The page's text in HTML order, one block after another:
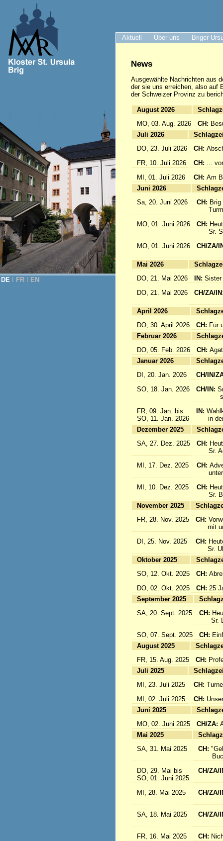
Aktuell Über uns Briger
DE FR EN
News
Ausgewählte Nachrichten aus
der sie uns erreichen, also auf
der Schweizer Provinz zu
August 2026
MO, 03. Aug. 2026
CH:
Juli 2026
DO, 23. Juli 2026
CH:
FR, 10. Juli 2026
CH: ...
MI, 01. Juli 2026
CH: Am
Juni 2026
Sa, 20. Juni 2026
CH:
MO, 01. Juni 2026
CH:
Sr.
MO, 01. Juni 2026
CH/ZA/
Mai 2026
DO, 21. Mai 2026
IN: Sister
DO, 21. Mai 2026
CH/ZA/IN
April 2026
DO, 30. April 2026
CH: Für
Februar 2026
DO, 05. Feb. 2026
CH:
Januar 2026
DI, 20. Jan. 2026
CH/IN/
SO, 18. Jan. 2026
CH/IN:
sind
FR, 09. Jan. bis
SO, 11. Jan. 2026
IN:
in der
Dezember 2025
SA, 27. Dez. 2025
CH:
Sr.
MI, 17. Dez. 2025
CH:
unter
MI, 10. Dez. 2025
CH:
Sr.
November 2025
FR, 28. Nov. 2025
CH:
mit
DI, 25. Nov. 2025
CH:
Sr.
Oktober 2025
SO, 12. Okt. 2025
CH:
DO, 02. Okt. 2025
CH: 25
September 2025
SA, 20. Sept. 2025
CH:
Sr.
SO, 07. Sept. 2025
CH:
August 2025
FR, 15. Aug. 2025
CH:
Juli 2025
MI, 23. Juli 2025
CH:
MI, 02. Juli 2025
CH:
Juni 2025
MO, 02. Juni 2025
CH/ZA:
Mai 2025
SA, 31. Mai 2025
CH:
DO, 29. Mai bis
SO, 01. Juni 2025
CH/ZA/
MI, 28. Mai 2025
CH/ZA/
SA, 18. Mai 2025
CH/ZA/
FR, 16. Mai 2025
CH: